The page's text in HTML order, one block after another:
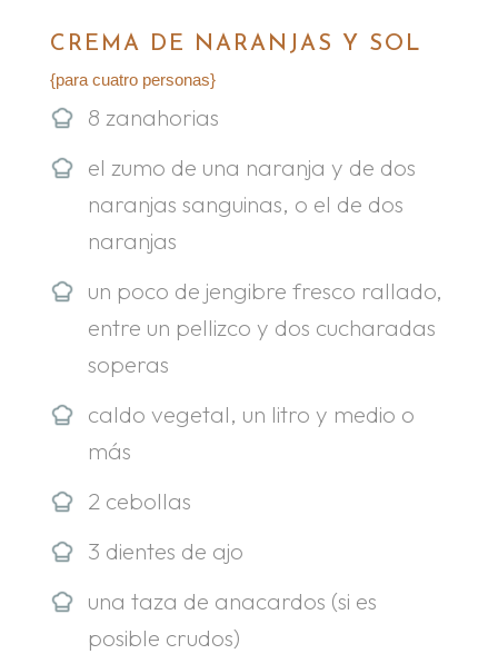
CREMA DE NARANJAS Y SOL
{para cuatro personas}
8 zanahorias
el zumo de una naranja y de dos
naranjas sanguinas, o el de dos
naranjas
un poco de jengibre fresco rallado,
entre un pellizco y dos cucharadas
soperas
caldo vegetal, un litro y medio o
más
2 cebollas
3 dientes de ajo
una taza de anacardos (si es
posible crudos)